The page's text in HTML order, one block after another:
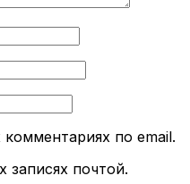
по email.
записях почтой.